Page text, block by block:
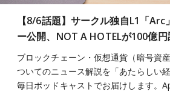
【8/6話題】サークル独自L1「
ー公開、NOT A HOTELが100億
ブロックチェーン・仮想通貨（暗号資
ついてのニュース解説を「あたらしい
毎日ポッドキャストでお届けします。